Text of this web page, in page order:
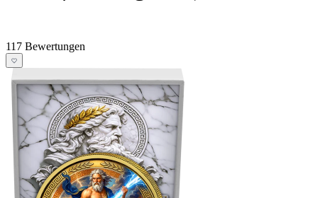
117 Bewertungen